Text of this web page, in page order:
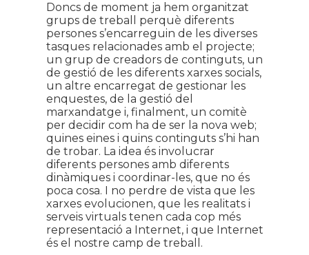
Doncs de moment ja hem organitzat
grups de treball perquè diferents
persones s’encarreguin de les diverses
tasques relacionades amb el projecte;
un grup de creadors de continguts, un
de gestió de les diferents xarxes socials,
un altre encarregat de gestionar les
enquestes, de la gestió del
marxandatge i, finalment, un comitè
per decidir com ha de ser la nova web;
quines eines i quins continguts s’hi han
de trobar. La idea és involucrar
diferents persones amb diferents
dinàmiques i coordinar-les, que no és
poca cosa. I no perdre de vista que les
xarxes evolucionen, que les realitats i
serveis virtuals tenen cada cop més
representació a Internet, i que Internet
és el nostre camp de treball.